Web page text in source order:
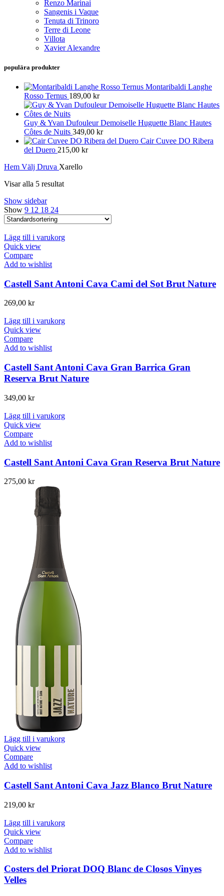
Renzo Marinai
Sangenis i Vaque
Tenuta di Trinoro
Terre di Leone
Villota
Xavier Alexandre
populära produkter
Montaribaldi Langhe
Rosso Ternus 189,00 kr
Guy & Yvan Dufouleur Demoiselle Huguette Blanc Hautes
Côtes de Nuits 349,00 kr
Cair Cuvee DO Ribera
del Duero 215,00 kr
Hem Välj Druva Xarello
Visar alla 5 resultat
Show sidebar
Show 9 12 18 24
Lägg till i varukorg
Quick view
Compare
Add to wishlist
Castell Sant Antoni Cava Cami del Sot Brut Nature
269,00 kr
Lägg till i varukorg
Quick view
Compare
Add to wishlist
Castell Sant Antoni Cava Gran Barrica Gran
Reserva Brut Nature
349,00 kr
Lägg till i varukorg
Quick view
Compare
Add to wishlist
Castell Sant Antoni Cava Gran Reserva Brut Nature
275,00 kr
Lägg till i varukorg
Quick view
Compare
Add to wishlist
Castell Sant Antoni Cava Jazz Blanco Brut Nature
219,00 kr
Lägg till i varukorg
Quick view
Compare
Add to wishlist
Costers del Priorat DOQ Blanc de Closos Vinyes
Velles